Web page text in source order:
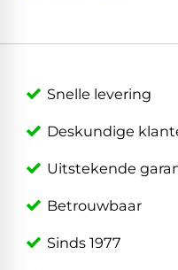
Snelle levering
Deskundige
Uitstekende
Betrouwbaar
Sinds 1977